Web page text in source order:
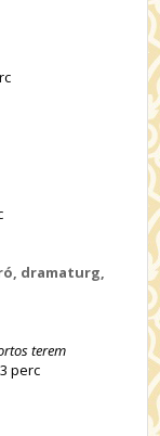
dramaturg,
terem
perc